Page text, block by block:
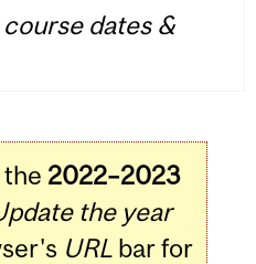
course dates &
2022–2023
the year
URLbar for